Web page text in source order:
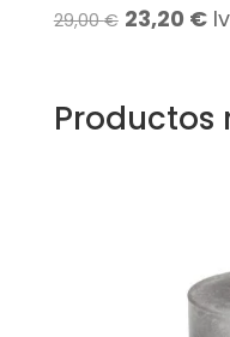
29,00€ El
era:
23,20 €El
Productos